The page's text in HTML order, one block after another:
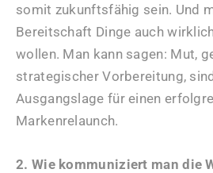
somit zukunftsfähig sein. Und
Bereitschaft Dinge auch
wollen. Man kann sagen: Mut,
strategischer Vorbereitung,
Ausgangslage für einen
Markenrelaunch.
2. Wie kommuniziert man die